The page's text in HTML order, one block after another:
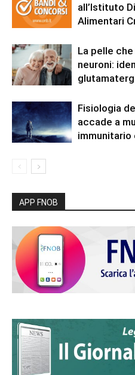
all’Istituto
Alimentari
La pelle
neuroni:
Fisiologia
accade a
immunitario
APP FNOB